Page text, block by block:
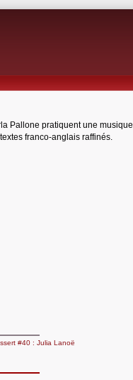
Pallone pratiquent une musique
franco-anglais raffinés.
#40 : Julia Lanoë